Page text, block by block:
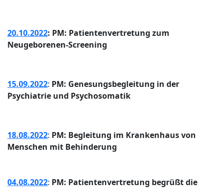
20.10.2022: PM: Patientenvertretung zum
Neugeborenen-Screening
15.09.2022: PM: Genesungsbegleitung in der
Psychiatrie und Psychosomatik
18.08.2022: PM: Begleitung im Krankenhaus von
Menschen mit Behinderung
04.08.2022: PM: Patientenvertretung begrüßt die